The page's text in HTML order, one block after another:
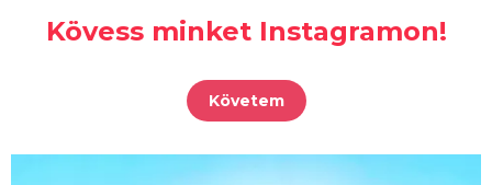
Kövess minket Instagramon!
Követem